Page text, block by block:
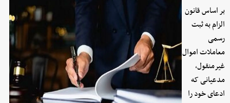
بر اساس قانون
الزام به ثبت
رسمی
معاملات اموال
غیرمنقول،
مدعیانی که
ادعای خود را